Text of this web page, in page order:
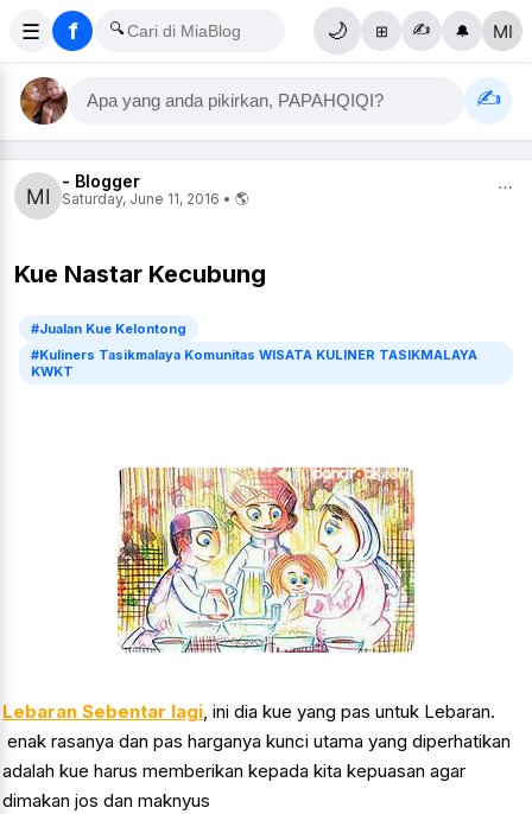
☰ f 🔍 🌙 ⊞ ✍️ 🔔
Apa yang anda pikirkan, PAPAHQIQI? ✍️
- Blogger
Saturday, June 11, 2016 • 🌎
⋯
Kue Nastar Kecubung
#Jualan Kue Kelontong
#Kuliners Tasikmalaya Komunitas WISATA KULINER TASIKMALAYA
KWKT
Lebaran Sebentar lagi, ini dia kue yang pas untuk Lebaran.
enak rasanya dan pas harganya kunci utama yang diperhatikan
adalah kue harus memberikan kepada kita kepuasan agar
dimakan jos dan maknyus